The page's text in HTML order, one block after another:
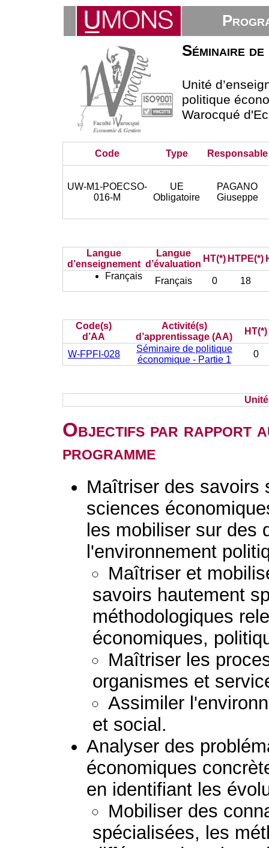
Séminaire
Unité
politique
Warocqué
Code Type Responsable
UW-M1-POECSO-
016-M
UE
Obligatoire
PAGANO
Giuseppe
Langue
d’enseignement
Langue
d’évaluation
HT(*) HTPE(*)
Français
Français 0 18
Code(s)
d’AA
Activité(s)
d’apprentissage (AA)
HT(*)
W-FPFI-028
Séminaire de politique
économique - Partie 1
0
Objectifs par rapport
programme
Maîtriser des savoirs
sciences
les mobiliser sur des
l'environnement
Maîtriser et
savoirs hautement
méthodologiques
économiques,
Maîtriser les
organismes et
Assimiler
et social.
Analyser des
économiques
en identifiant les
Mobiliser des
spécialisées, les